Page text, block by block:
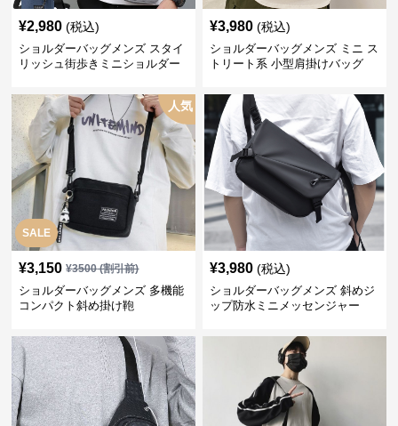
¥2,980 (税込)
ショルダーバッグメンズ スタイ
リッシュ街歩きミニショルダー
¥3,980 (税込)
ショルダーバッグメンズ ミニ ス
トリート系 小型肩掛けバッグ
SALE
人気
¥3,150 ¥3500(割引前)
ショルダーバッグメンズ 多機能
コンパクト斜め掛け鞄
¥3,980 (税込)
ショルダーバッグメンズ 斜めジ
ップ防水ミニメッセンジャー